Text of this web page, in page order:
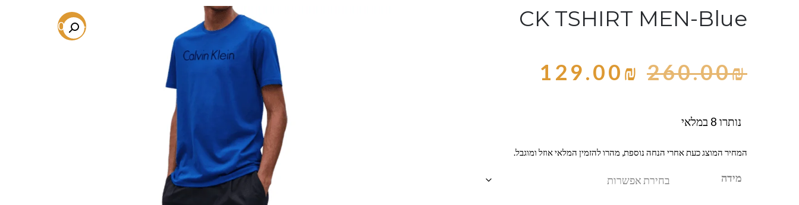
-50.4% CK TSHIRT MEN-Blue
260.00₪
129.00₪
נותרו 8 במלאי
המחיר המוצג כעת אחרי הנחה נוספת, מהרו להזמין המלאי אוזל ומוגבל.
מידה